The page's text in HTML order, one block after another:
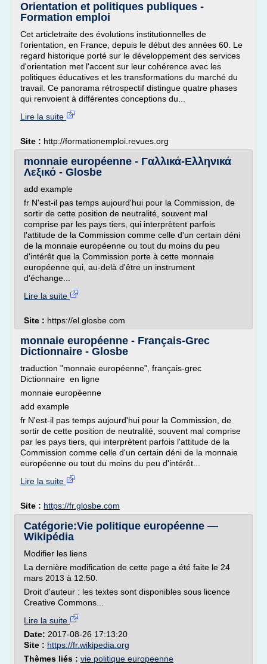
Orientation et politiques publiques -
Formation emploi
Cet articletraite des évolutions institutionnelles de
l'orientation, en France, depuis le début des années 60. Le
regard historique porté sur le développement des services
d'orientation met l'accent sur leur cohérence avec les
politiques éducatives et les transformations du marché du
travail. Ce panorama rétrospectif distingue quatre phases
qui renvoient à différentes conceptions du...
Lire la suite
Site : http://formationemploi.revues.org
monnaie européenne - Γαλλικά-Ελληνικά
Λεξικό - Glosbe
add example
fr N'est-il pas temps aujourd'hui pour la Commission, de
sortir de cette position de neutralité, souvent mal
comprise par les pays tiers, qui interprètent parfois
l'attitude de la Commission comme celle d'un certain déni
de la monnaie européenne ou tout du moins du peu
d'intérêt que la Commission porte à cette monnaie
européenne qui, au-delà d'être un instrument
d'échange...
Lire la suite
Site : https://el.glosbe.com
monnaie européenne - Français-Grec
Dictionnaire - Glosbe
traduction "monnaie européenne", français-grec
Dictionnaire en ligne
monnaie européenne
add example
fr N'est-il pas temps aujourd'hui pour la Commission, de
sortir de cette position de neutralité, souvent mal comprise
par les pays tiers, qui interprètent parfois l'attitude de la
Commission comme celle d'un certain déni de la monnaie
européenne ou tout du moins du peu d'intérêt...
Lire la suite
Site : https://fr.glosbe.com
Catégorie:Vie politique européenne —
Wikipédia
Modifier les liens
La dernière modification de cette page a été faite le 24
mars 2013 à 12:50.
Droit d'auteur : les textes sont disponibles sous licence
Creative Commons...
Lire la suite
Date: 2017-08-26 17:13:20
Site : https://fr.wikipedia.org
Thèmes liés : vie politique europeenne